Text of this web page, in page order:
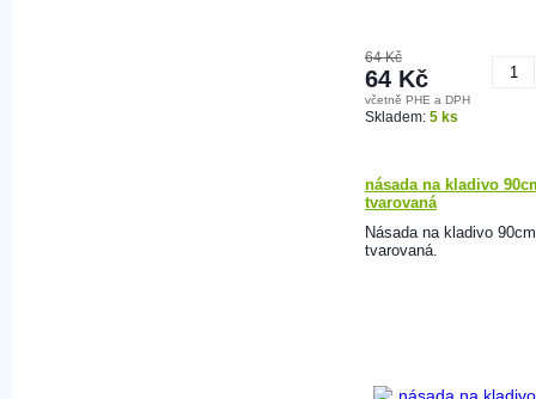
64 Kč
64 Kč
včetně PHE a DPH
Skladem: 5 ks
násada na kladivo
tvarovaná
Násada na kladivo 90cm
tvarovaná.